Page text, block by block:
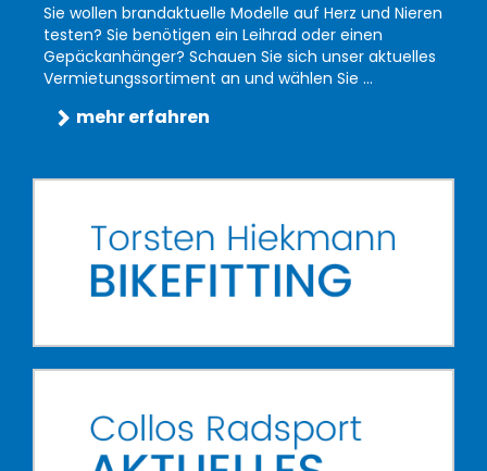
Sie wollen brandaktuelle Modelle auf Herz und Nieren
testen? Sie benötigen ein Leihrad oder einen
Gepäckanhänger? Schauen Sie sich unser aktuelles
Vermietungssortiment an und wählen Sie ...
mehr erfahren